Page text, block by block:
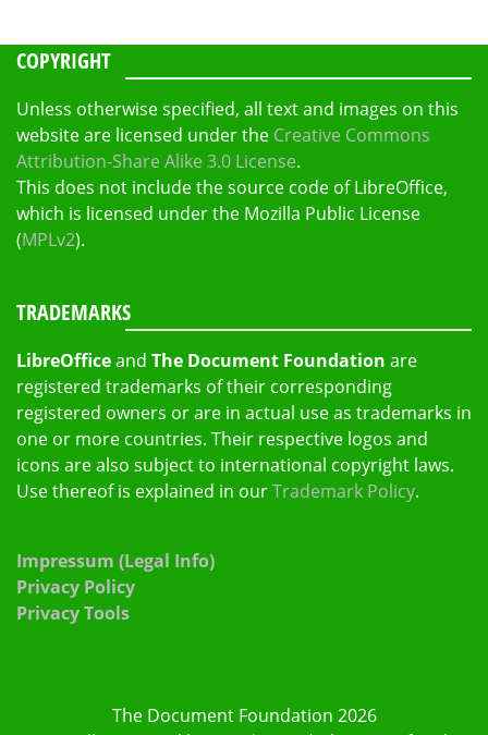
COPYRIGHT
Unless otherwise specified, all text and images on this
website are licensed under the Creative Commons
Attribution-Share Alike 3.0 License.
This does not include the source code of LibreOffice,
which is licensed under the Mozilla Public License
(MPLv2).
TRADEMARKS
LibreOfficeand The Document Foundation are
registered trademarks of their corresponding
registered owners or are in actual use as trademarks in
one or more countries. Their respective logos and
icons are also subject to international copyright laws.
Use thereof is explained in ourTrademark Policy.
Impressum (Legal Info)
Privacy Policy
Privacy Tools
The Document Foundation 2026